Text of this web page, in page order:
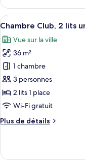
très
grand
lit,
non-
fumeurs
(Sky
View)
le
type
de
Chambre
Club,
très
grand
lit,
non-
fumeurs
View)
Afficher
toutes
les
photos
pour
ce
type
de
chambre :
Chambre
lits
8
Chambre Club, 2 lits
Vue sur la ville
36 m²
1 chambre
3 personnes
2 lits 1 place
Wi-Fi gratuit
Plus de détails
Plus
le